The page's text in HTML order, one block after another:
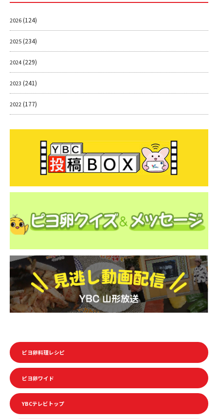
2026(124)
2025(234)
2024(229)
2023 (241)
2022(177)
ピヨ卵料理レシピ
ピヨ卵ワイド
YBCテレビトップ